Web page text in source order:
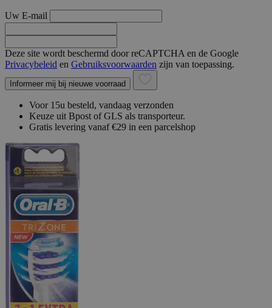
Uw E-mail
Deze site wordt beschermd door reCAPTCHA en de Google
Privacybeleid en Gebruiksvoorwaarden zijn van toepassing.
Informeer mij bij nieuwe voorraad
Voor 15u besteld, vandaag verzonden
Keuze uit Bpost of GLS als transporteur.
Gratis levering vanaf €29 in een parcelshop